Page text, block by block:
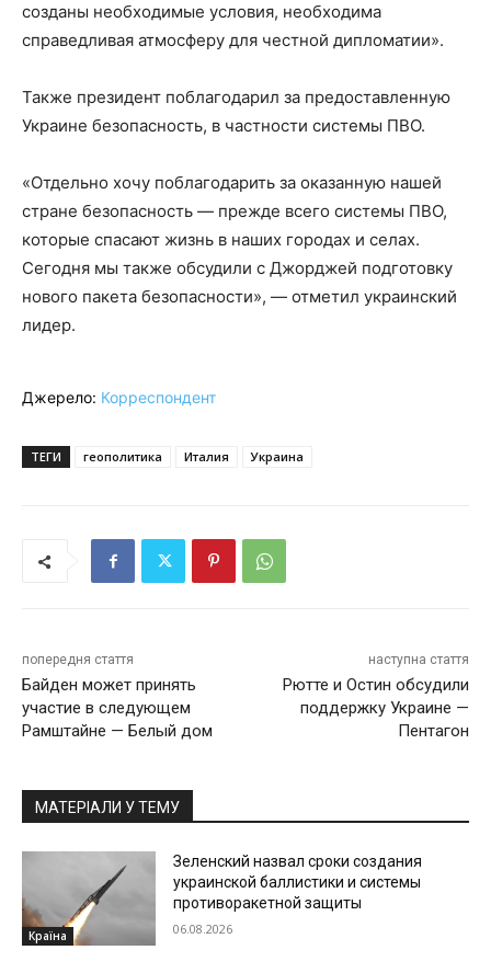
созданы необходимые условия, необходима
справедливая атмосферу для честной дипломатии».
Также президент поблагодарил за предоставленную
Украине безопасность, в частности системы ПВО.
«Отдельно хочу поблагодарить за оказанную нашей
стране безопасность — прежде всего системы ПВО,
которые спасают жизнь в наших городах и селах.
Сегодня мы также обсудили с Джорджей подготовку
нового пакета безопасности», — отметил украинский
лидер.
Джерело: Корреспондент
ТЕГИ геополитика Италия Украина
попередня стаття
Байден может принять
участие в следующем
Рамштайне — Белый дом
наступна стаття
Рютте и Остин обсудили
поддержку Украине —
Пентагон
МАТЕРІАЛИ У ТЕМУ
Країна
Зеленский назвал сроки создания
украинской баллистики и системы
противоракетной защиты
06.08.2026